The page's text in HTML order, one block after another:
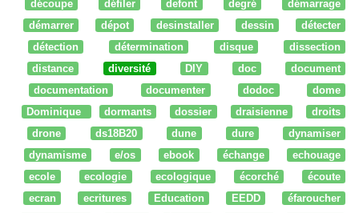
découpe
défiler defont degré
démarrage
démarrer
dépot desinstaller dessin
détecter
détection
détermination disque
dissection
distance
diversité DIY doc
document
documentation
documenter dodoc
dome
Dominique
dormants dossier draisienne
droits
drone
ds18B20 dune dure
dynamiser
dynamisme
e/os ebook échange
echouage
ecole
ecologie ecologique écorché
écoute
ecran
ecritures Education EEDD
éfaroucher